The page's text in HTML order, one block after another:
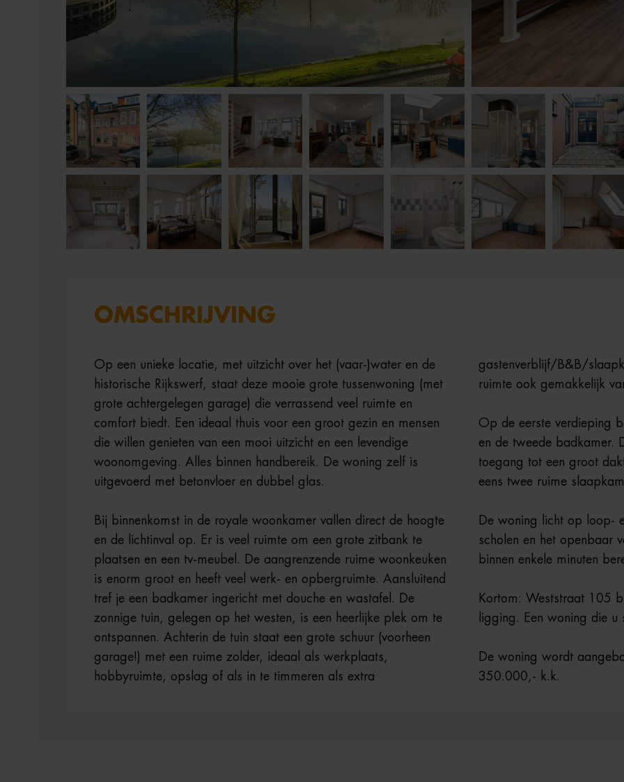
OMSCHRIJVING
Op een unieke locatie, met uitzicht over het (vaar-)water en de
historische Rijkswerf, staat deze mooie grote tussenwoning (met
grote achtergelegen garage) die verrassend veel ruimte en
comfort biedt. Een ideaal thuis voor een groot gezin en mensen
die willen genieten van een mooi uitzicht en een levendige
woonomgeving. Alles binnen handbereik. De woning zelf is
uitgevoerd met betonvloer en dubbel glas.
Bij binnenkomst in de royale woonkamer vallen direct de hoogte
en de lichtinval op. Er is veel ruimte om een grote zitbank te
plaatsen en een tv-meubel. De aangrenzende ruime woonkeuken
is enorm groot en heeft veel werk- en opbergruimte. Aansluitend
tref je een badkamer ingericht met douche en wastafel. De
zonnige tuin, gelegen op het westen, is een heerlijke plek om te
ontspannen. Achterin de tuin staat een grote schuur (voorheen
garage!) met een ruime zolder, ideaal als werkplaats,
hobbyruimte, opslag of als in te timmeren als extra
gastenverblijf/B&B/
ruimte ook gemakkelijk
Op de eerste verdieping
en de tweede badkamer.
toegang tot een groot
eens twee ruime
De woning licht op loop-
scholen en het openbaar
binnen enkele minuten
Kortom: Weststraat 105
ligging. Een woning die
De woning wordt
350.000,- k.k.